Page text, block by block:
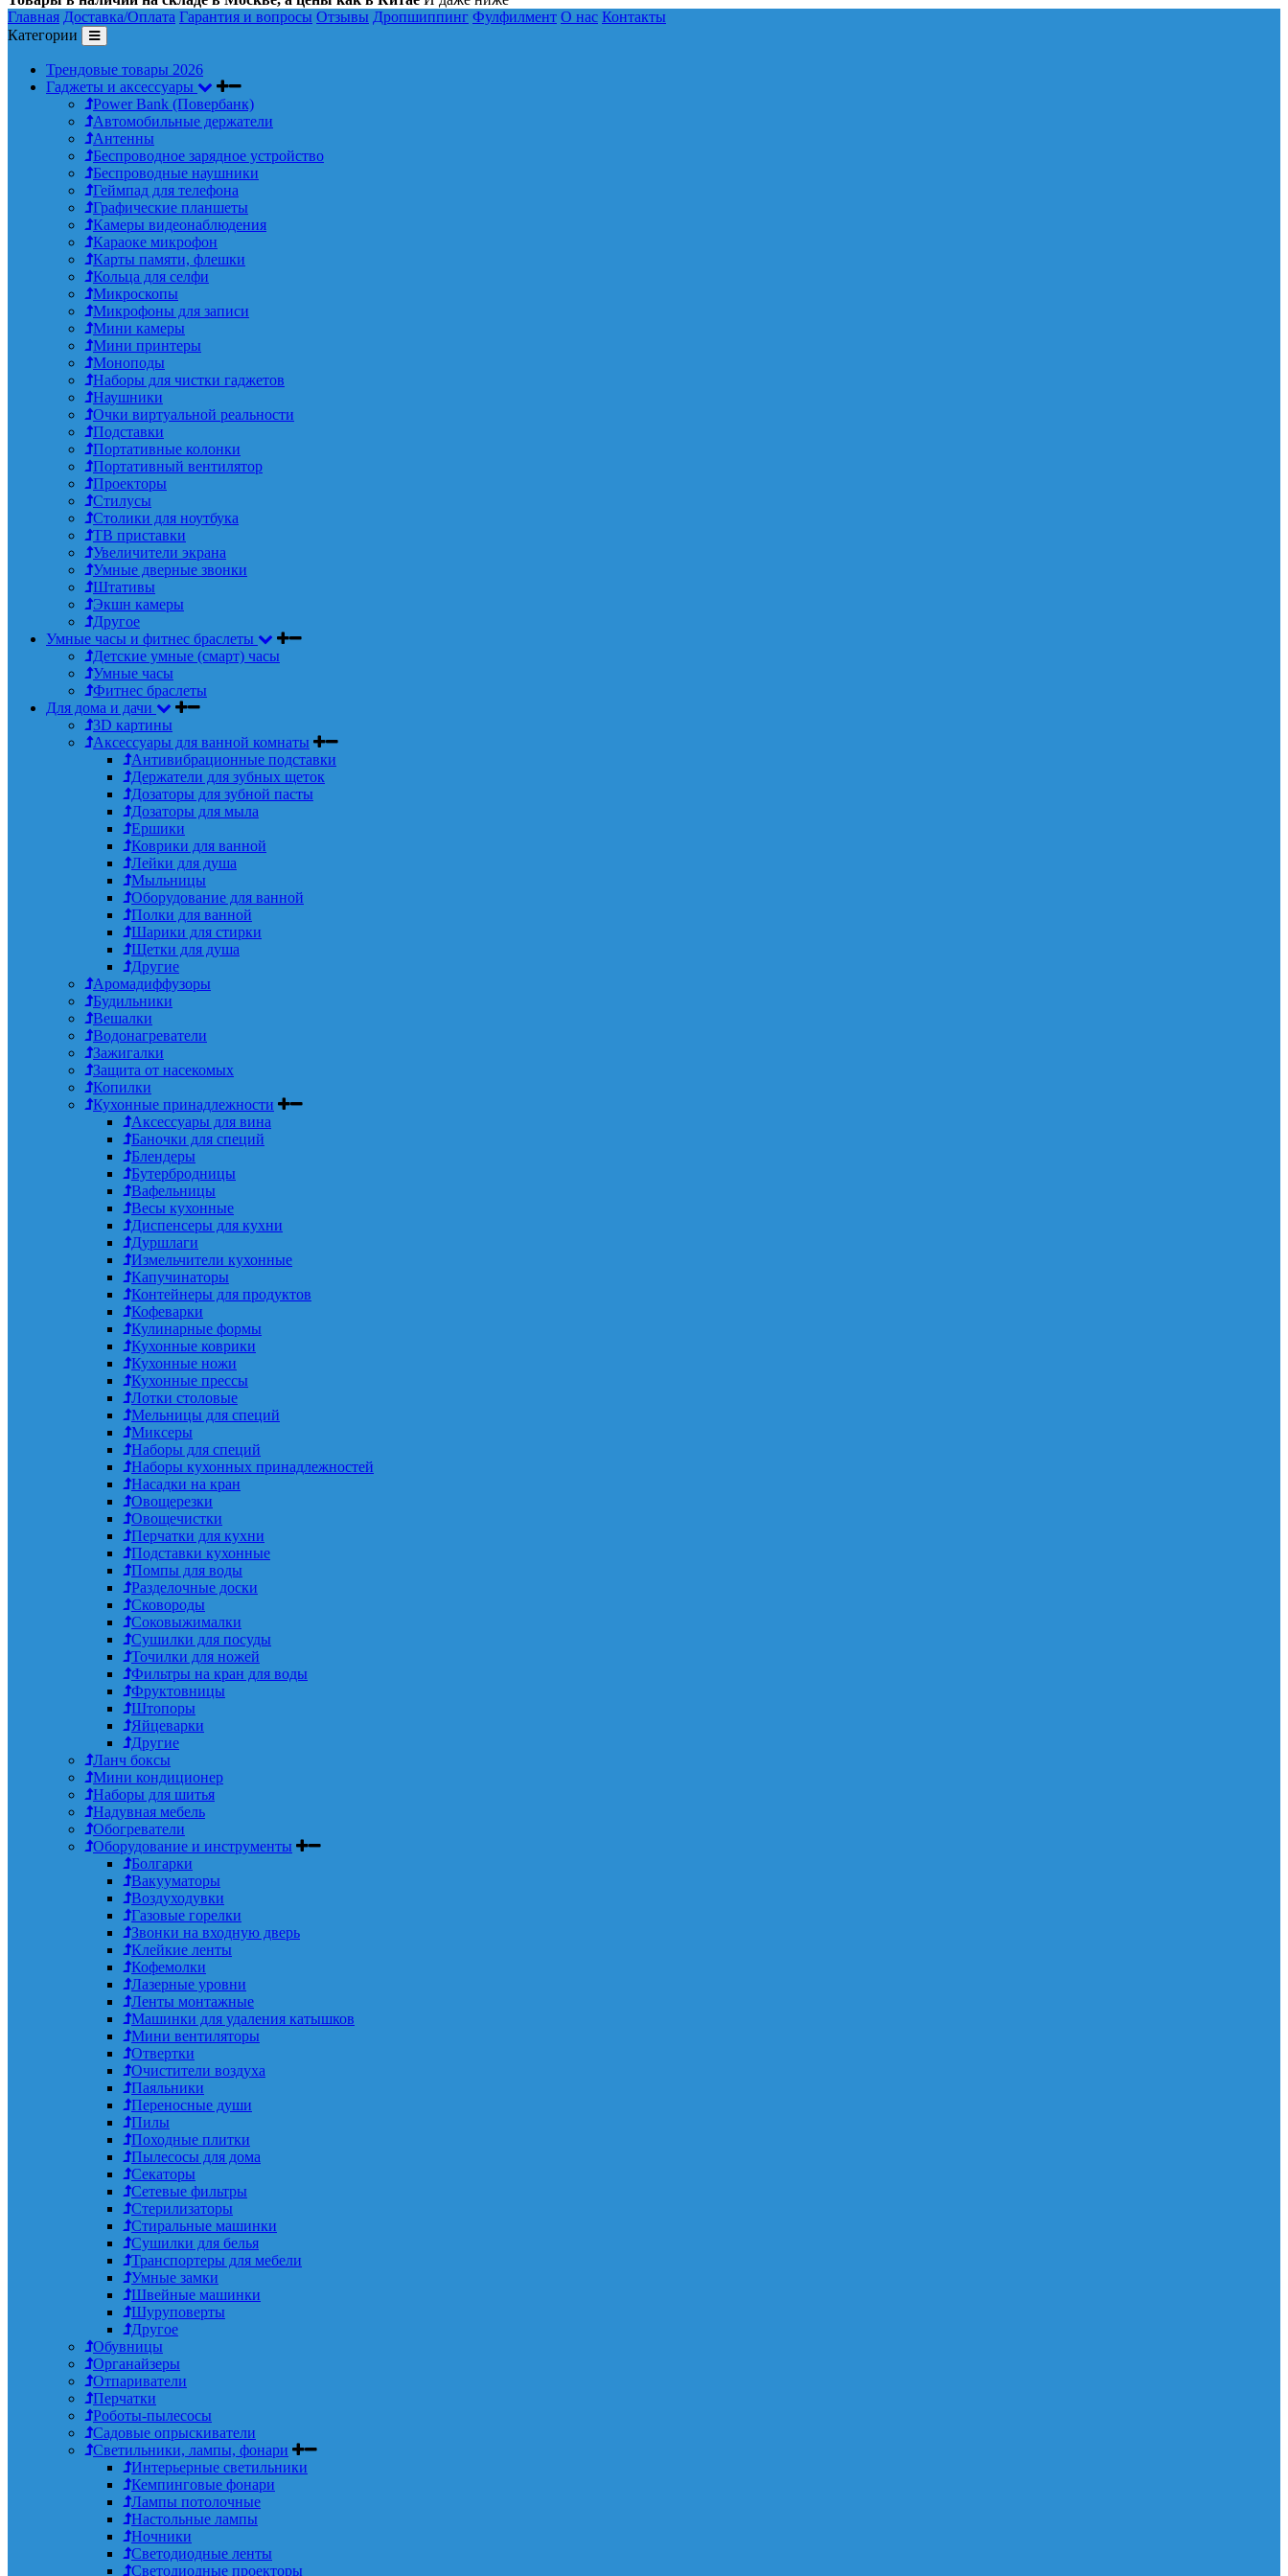
Главная Доставка/Оплата Гарантия и вопросы Отзывы Дропшиппинг Фулфилмент О нас Контакты
Категории
Трендовые товары 2026
Гаджеты и аксессуары
Power Bank (Повербанк)
Автомобильные держатели
Антенны
Беспроводное зарядное устройство
Беспроводные наушники
Геймпад для телефона
Графические планшеты
Камеры видеонаблюдения
Караоке микрофон
Карты памяти, флешки
Кольца для селфи
Микроскопы
Микрофоны для записи
Мини камеры
Мини принтеры
Моноподы
Наборы для чистки гаджетов
Наушники
Очки виртуальной реальности
Подставки
Портативные колонки
Портативный вентилятор
Проекторы
Стилусы
Столики для ноутбука
ТВ приставки
Увеличители экрана
Умные дверные звонки
Штативы
Экшн камеры
Другое
Умные часы и фитнес браслеты
Детские умные (смарт) часы
Умные часы
Фитнес браслеты
Для дома и дачи
3D картины
Аксессуары для ванной комнаты
Антивибрационные подставки
Держатели для зубных щеток
Дозаторы для зубной пасты
Дозаторы для мыла
Ершики
Коврики для ванной
Лейки для душа
Мыльницы
Оборудование для ванной
Полки для ванной
Шарики для стирки
Щетки для душа
Другие
Аромадиффузоры
Будильники
Вешалки
Водонагреватели
Зажигалки
Защита от насекомых
Копилки
Кухонные принадлежности
Аксессуары для вина
Баночки для специй
Блендеры
Бутербродницы
Вафельницы
Весы кухонные
Диспенсеры для кухни
Дуршлаги
Измельчители кухонные
Капучинаторы
Контейнеры для продуктов
Кофеварки
Кулинарные формы
Кухонные коврики
Кухонные ножи
Кухонные прессы
Лотки столовые
Мельницы для специй
Миксеры
Наборы для специй
Наборы кухонных принадлежностей
Насадки на кран
Овощерезки
Овощечистки
Перчатки для кухни
Подставки кухонные
Помпы для воды
Разделочные доски
Сковороды
Соковыжималки
Сушилки для посуды
Точилки для ножей
Фильтры на кран для воды
Фруктовницы
Штопоры
Яйцеварки
Другие
Ланч боксы
Мини кондиционер
Наборы для шитья
Надувная мебель
Обогреватели
Оборудование и инструменты
Болгарки
Вакууматоры
Воздуходувки
Газовые горелки
Звонки на входную дверь
Клейкие ленты
Кофемолки
Лазерные уровни
Ленты монтажные
Машинки для удаления катышков
Мини вентиляторы
Отвертки
Очистители воздуха
Паяльники
Переносные души
Пилы
Походные плитки
Пылесосы для дома
Секаторы
Сетевые фильтры
Стерилизаторы
Стиральные машинки
Сушилки для белья
Транспортеры для мебели
Умные замки
Швейные машинки
Шуруповерты
Другое
Обувницы
Органайзеры
Отпариватели
Перчатки
Роботы-пылесосы
Садовые опрыскиватели
Светильники, лампы, фонари
Интерьерные светильники
Кемпинговые фонари
Лампы потолочные
Настольные лампы
Ночники
Светодиодные ленты
Светодиодные проекторы